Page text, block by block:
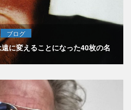
ブログ
に変えることになった40枚の名